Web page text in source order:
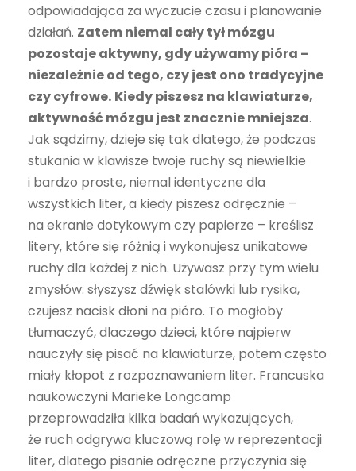
odpowiadająca za wyczucie czasu i planowanie
działań. Zatem niemal cały tył mózgu
pozostaje aktywny, gdy używamy pióra –
niezależnie od tego, czy jest ono tradycyjne
czy cyfrowe. Kiedy piszesz na klawiaturze,
aktywność mózgu jest znacznie mniejsza.
Jak sądzimy, dzieje się tak dlatego, że podczas
stukania w klawisze twoje ruchy są niewielkie
i bardzo proste, niemal identyczne dla
wszystkich liter, a kiedy piszesz odręcznie –
na ekranie dotykowym czy papierze – kreślisz
litery, które się różnią i wykonujesz unikatowe
ruchy dla każdej z nich. Używasz przy tym wielu
zmysłów: słyszysz dźwięk stalówki lub rysika,
czujesz nacisk dłoni na pióro. To mogłoby
tłumaczyć, dlaczego dzieci, które najpierw
nauczyły się pisać na klawiaturze, potem często
miały kłopot z rozpoznawaniem liter. Francuska
naukowczyni Marieke Longcamp
przeprowadziła kilka badań wykazujących,
że ruch odgrywa kluczową rolę w reprezentacji
liter, dlatego pisanie odręczne przyczynia się